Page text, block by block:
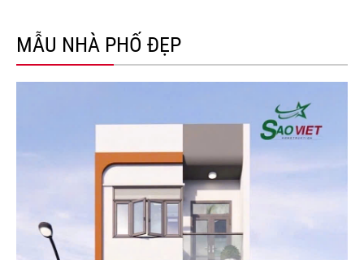
MẪU NHÀ PHỐ ĐẸP